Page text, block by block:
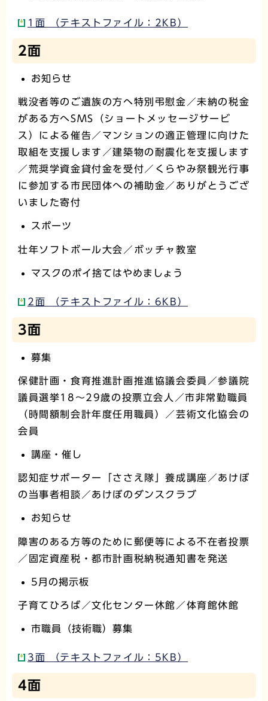
1面 （テキストファイル：2KB）
2面
お知らせ
戦没者等のご遺族の方へ特別弔慰金／未納の税金
がある方へSMS（ショートメッセージサービ
ス）による催告／マンションの適正管理に向けた
取組を支援します／建築物の耐震化を支援します
／荒奨学資金貸付金を受付／くらやみ祭観光行事
に参加する市民団体への補助金／ありがとうござ
いました寄付
スポーツ
壮年ソフトボール大会／ボッチャ教室
マスクのポイ捨てはやめましょう
2面 （テキストファイル：6KB）
3面
募集
保健計画・食育推進計画推進協議会委員／参議院
議員選挙18～29歳の投票立会人／市非常勤職員
（時間額制会計年度任用職員）／芸術文化協会の
会員
講座・催し
認知症サポーター「ささえ隊」養成講座／あけぼ
の当事者相談／あけぼのダンスクラブ
お知らせ
障害のある方等のために郵便等による不在者投票
／固定資産税・都市計画税納税通知書を発送
5月の掲示板
子育てひろば／文化センター休館／体育館休館
市職員（技術職）募集
3面 （テキストファイル：5KB）
4面